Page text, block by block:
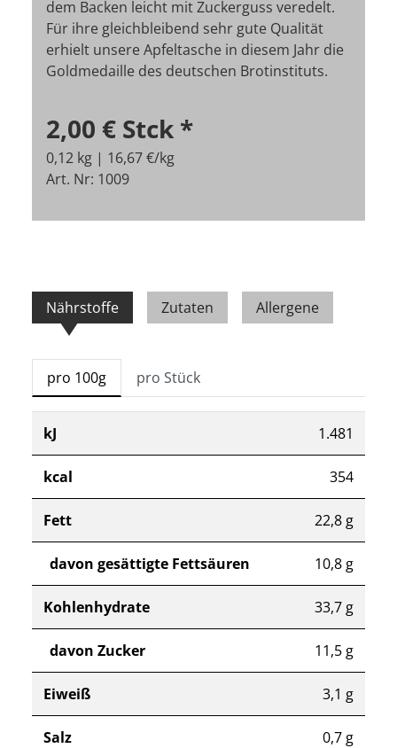
dem Backen leicht mit Zuckerguss veredelt.
Für ihre gleichbleibend sehr gute Qualität
erhielt unsere Apfeltasche in diesem Jahr die
Goldmedaille des deutschen Brotinstituts.
2,00 € Stck *
0,12 kg | 16,67 €/kg
Art. Nr: 1009
Nährstoffe Zutaten Allergene
pro 100g pro Stück
kJ 1.481
kcal 354
Fett 22,8 g
davon gesättigte Fettsäuren 10,8 g
Kohlenhydrate 33,7 g
davon Zucker 11,5 g
Eiweiß 3,1 g
Salz 0,7 g